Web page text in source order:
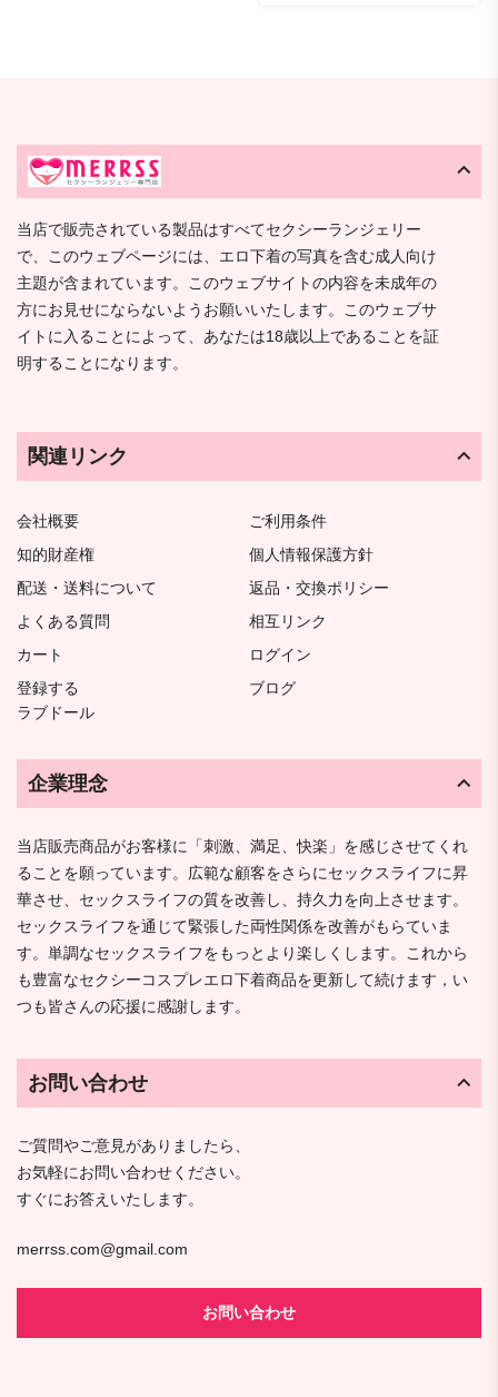
当店で販売されている製品はすべてセクシーランジェリー
で、このウェブページには、エロ下着の写真を含む成人向け
主題が含まれています。このウェブサイトの内容を未成年の
方にお見せにならないようお願いいたします。このウェブサ
イトに入ることによって、あなたは18歳以上であることを証
明することになります。
関連リンク
会社概要
ご利用条件
知的財産権
個人情報保護方針
配送・送料について
返品・交換ポリシー
よくある質問
相互リンク
カート
ログイン
登録する
ブログ
ラブドール
企業理念
当店販売商品がお客様に「刺激、満足、快楽」を感じさせてくれ
ることを願っています。広範な顧客をさらにセックスライフに昇
華させ、セックスライフの質を改善し、持久力を向上させます。
セックスライフを通じて緊張した両性関係を改善がもらていま
す。単調なセックスライフをもっとより楽しくします。これから
も豊富なセクシーコスプレエロ下着商品を更新して続けます，い
つも皆さんの応援に感謝します。
お問い合わせ
ご質問やご意見がありましたら、
お気軽にお問い合わせください。
すぐにお答えいたします。
merrss.com@gmail.com
お問い合わせ